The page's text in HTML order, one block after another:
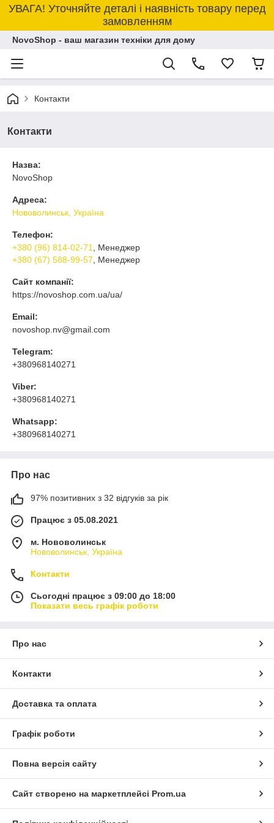
УВАГА! Уточняйте деталі і наявність товару перед
замовленням
NovoShop - ваш магазин техніки для дому
Контакти
Контакти
Назва:
NovoShop
Адреса:
Нововолинськ, Україна
Телефон:
+380 (96) 814-02-71
, Менеджер
+380 (67) 588-99-57 , Менеджер
Сайт компанії:
https://novoshop.com.ua/ua/
Email:
novoshop.nv@gmail.com
Telegram:
+380968140271
Viber:
+380968140271
Whatsapp:
+380968140271
Про нас
97% позитивних з 32 відгуків за рік
Працює з 05.08.2021
м. Нововолинськ
Нововолинськ, Україна
Контакти
Сьогодні працює з 09:00 до 18:00
Показати весь графік роботи
Про нас
Контакти
Доставка та оплата
Графік роботи
Повна версія сайту
Сайт створено на маркетплейсі Prom.ua